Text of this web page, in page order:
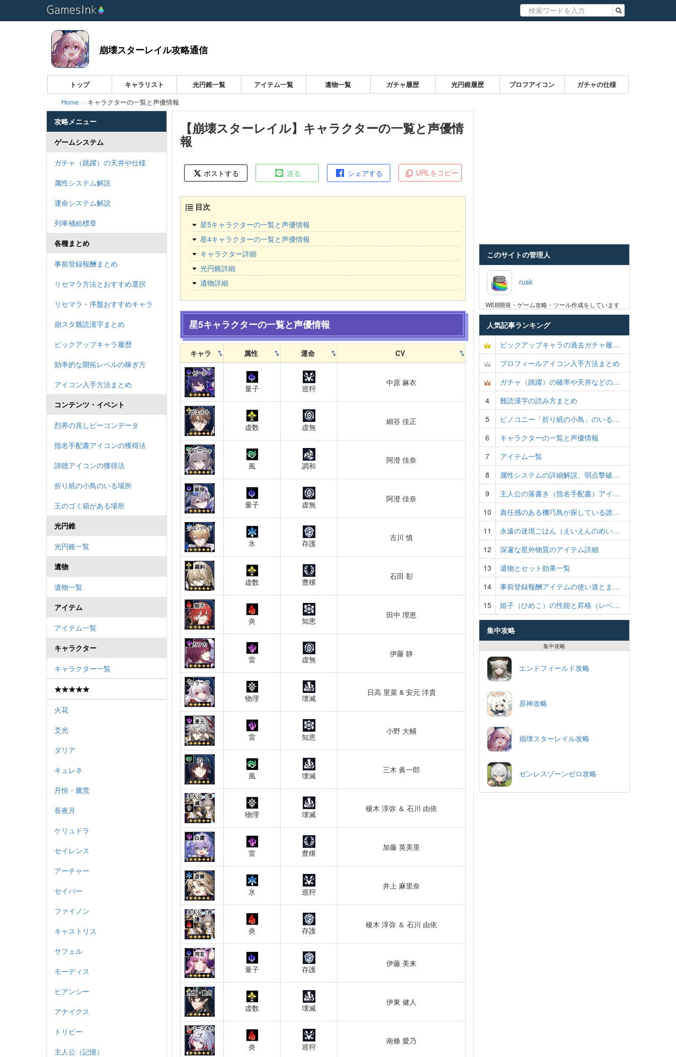
崩壊スターレイル攻略通信
トップ キャラリスト 光円錐一覧 アイテム一覧 遺物一覧 ガチャ履歴 光円錐履歴 プロフアイコン
ガチャの仕様
Home
キャラクターの一覧と声優情報
攻略メニュー
ゲームシステム
ガチャ（跳躍）の天井や仕様
属性システム解説
運命システム解説
列車補給標章
各種まとめ
事前登録報酬まとめ
リセマラ方法とおすすめ選択
リセマラ・序盤おすすめキャラ
崩スタ難読漢字まとめ
ピックアップキャラ履歴
効率的な開拓レベルの稼ぎ方
アイコン入手方法まとめ
コンテンツ・イベント
烈界の兆しビーコンデータ
指名手配書アイコンの獲得法
諦聴アイコンの獲得法
折り紙の小鳥のいる場所
王のゴミ箱がある場所
光円錐
光円錐一覧
遺物
遺物一覧
アイテム
アイテム一覧
キャラクター
キャラクター一覧
★★★★★
火花
爻光
ダリア
キュレネ
丹恒・騰荒
長夜月
ケリュドラ
セイレンス
アーチャー
セイバー
ファイノン
キャストリス
サフェル
モーディス
ヒアンシー
アナイクス
トリビー
主人公（記憶）
【崩壊スターレイル】キャラクターの一覧と声優情
報
ポストする 送る シェアする URLをコピー
目次
星5キャラクターの一覧と声優情報
星4キャラクターの一覧と声優情報
キャラクター詳細
光円錐詳細
遺物詳細
星5キャラクターの一覧と声優情報
キャラ 属性 運命 CV
ゼーレ
量子 巡狩
中原 麻衣
ヴェルト
虚数 虚無
細谷 佳正
ブローニャ
風 調和
阿澄 佳奈
銀狼
量子 虚無
阿澄 佳奈
ジェパード
氷 存護
古川 慎
羅刹
虚数 豊穣
石田 彰
姫子
炎 知恵
田中 理恵
カフカ
雷 虚無
伊藤 静
クラーラ
物理 壊滅
日高 里菜 & 安元 洋貴
景元
雷 知恵
小野 大輔
刃
風 壊滅
三木 眞一郎
主人公（壊
滅）
物理 壊滅
榎木 淳弥 ＆ 石川 由依
白露
雷 豊穣
加藤 英美里
彦卿
氷 巡狩
井上 麻里奈
主人公（存
護）
炎 存護
榎木 淳弥 ＆ 石川 由依
符玄
量子 存護
伊藤 美来
丹恒・飲月
虚数 壊滅
伊東 健人
トパーズ&カ
ブ
炎 巡狩
南條 愛乃
このサイトの管理人
rusk
WEB開発・ゲーム攻略・ツール作成をしています
人気記事ランキング
ピックアップキャラの過去ガチャ履…
プロフィールアイコン入手方法まとめ
ガチャ（跳躍）の確率や天井などの…
4
難読漢字の読み方まとめ
5
ピノコニー「折り紙の小鳥」のいる…
6
キャラクターの一覧と声優情報
7
アイテム一覧
8
属性システムの詳細解説、弱点撃破…
9
主人公の落書き（指名手配書）アイ…
10
責任感のある機巧鳥が探している誰…
11
永遠の迷境ごはん（えいえんのめい…
12
深邃な星外物質のアイテム詳細
13
遺物とセット効果一覧
14
事前登録報酬アイテムの使い道とま…
15
姫子（ひめこ）の性能と昇格（レベ…
集中攻略
集中攻略
エンドフィールド攻略
原神攻略
崩壊スターレイル攻略
ゼンレスゾーンゼロ攻略